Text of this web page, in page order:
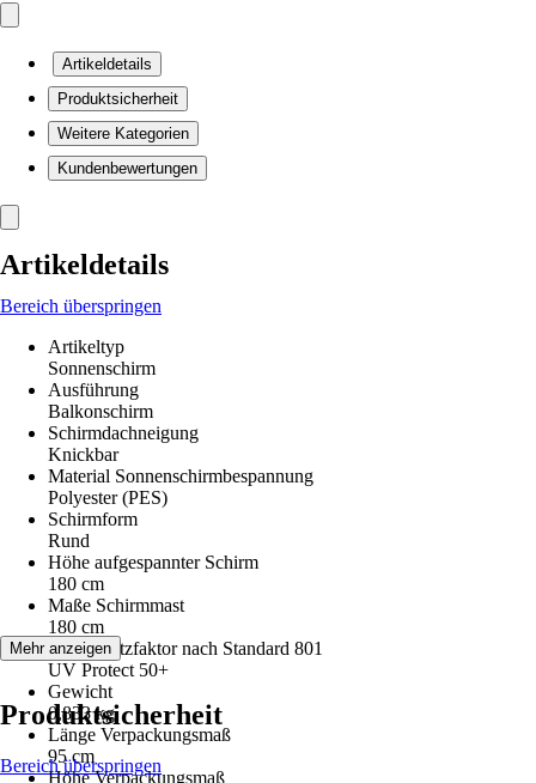
Artikeldetails
Produktsicherheit
Weitere Kategorien
Kundenbewertungen
Artikeldetails
Bereich überspringen
Artikeltyp
Sonnenschirm
Ausführung
Balkonschirm
Schirmdachneigung
Knickbar
Material Sonnenschirmbespannung
Polyester (PES)
Schirmform
Rund
Höhe aufgespannter Schirm
180 cm
Maße Schirmmast
180 cm
UV-Schutzfaktor nach Standard 801
UV Protect 50+
Gewicht
0,833 kg
Länge Verpackungsmaß
95 cm
Höhe Verpackungsmaß
Mehr anzeigen
Produktsicherheit
Bereich überspringen